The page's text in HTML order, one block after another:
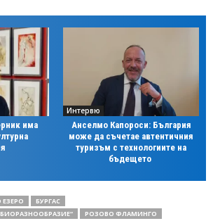
има
Интервю
Анселмо Капороси: България
може да съчетае автентичния
туризъм с технологиите на
бъдещето
БУРГАС
РОЗОВО ФЛАМИНГО